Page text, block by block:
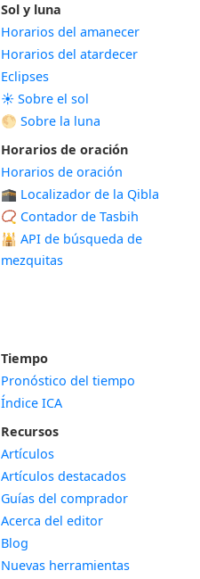
Sol y luna
Horarios del amanecer
Horarios del atardecer
Eclipses
☀️ Sobre el sol
🌕 Sobre la luna
Horarios de oración
Horarios de oración
🕋 Localizador de la Qibla
📿 Contador de Tasbih
🕌 API de búsqueda de
mezquitas
Tiempo
Pronóstico del tiempo
Índice ICA
Recursos
Artículos
Artículos destacados
Guías del comprador
Acerca del editor
Blog
Nuevas herramientas